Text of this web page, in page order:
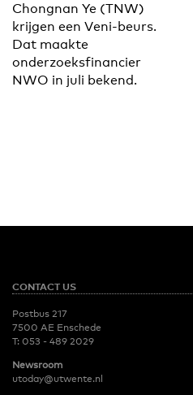
Chongnan Ye (TNW)
krijgen een Veni-beurs.
Dat maakte
onderzoeksfinancier
NWO in juli bekend.
CONTACT US
Postbus 217
7500 AE Enschede
T: 053 - 489 2029
Newsroom
utoday@utwente.nl